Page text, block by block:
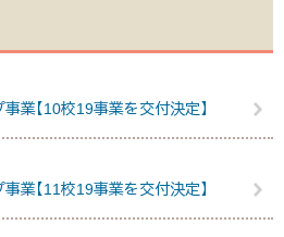
業【10校19事業を交付決定】
業【11校19事業を交付決定】